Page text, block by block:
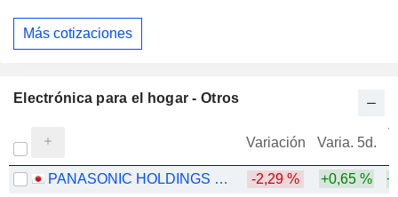
Más cotizaciones
Electrónica para el hogar - Otros
Variación Varia. 5d.
PANASONIC HOLDINGS CORPORATION -2,29 % +0,65 %